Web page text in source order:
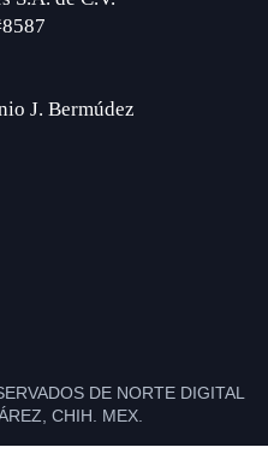
J. Bermúdez
DE NORTE DIGITAL
CHIH. MEX.